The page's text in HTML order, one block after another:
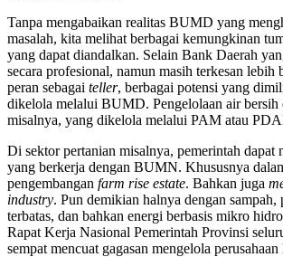
Tanpa mengabaikan realitas BUMD yang
masalah, kita melihat berbagai kemungkinan
yang dapat diandalkan. Selain Bank Daerah
secara profesional, namun masih terkesan lebih
peran sebagai teller, berbagai potensi yang
dikelola melalui BUMD. Pengelolaan air bersih
misalnya, yang dikelola melalui PAM atau
Di sektor pertanian misalnya, pemerintah
yang berkerja dengan BUMN. Khususnya
pengembangan farm rise estate. Bahkan juga
industry. Pun demikian halnya dengan sampah,
terbatas, dan bahkan energi berbasis mikro
Rapat Kerja Nasional Pemerintah Provinsi
sempat mencuat gagasan mengelola